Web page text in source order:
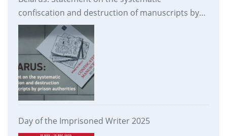
confiscation and destruction of manuscripts by
prison authorities
Day of the Imprisoned Writer 2025